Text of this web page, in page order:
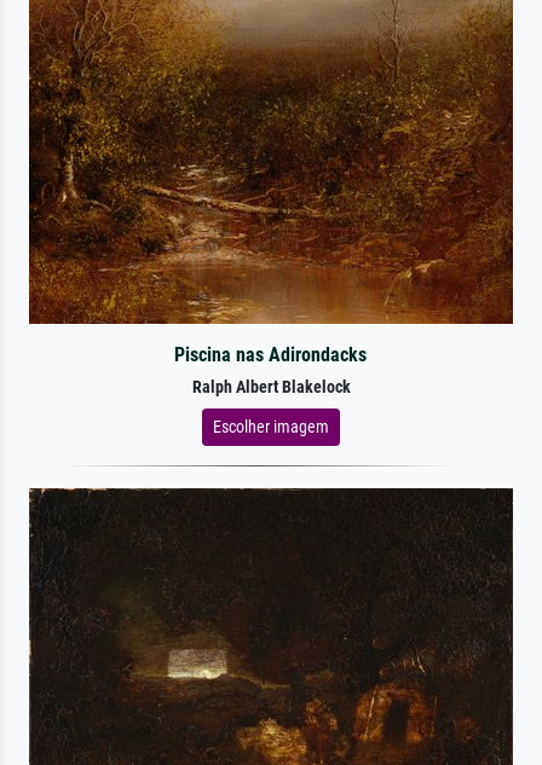
Piscina nas Adirondacks
Ralph Albert Blakelock
Escolher imagem